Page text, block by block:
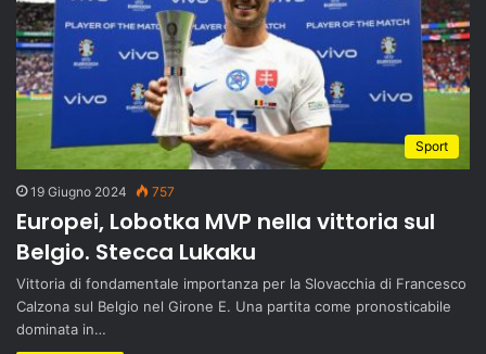
Sport
19 Giugno 2024 757
Europei, Lobotka MVP nella vittoria sul
Belgio. Stecca Lukaku
Vittoria di fondamentale importanza per la Slovacchia di Francesco
Calzona sul Belgio nel Girone E. Una partita come pronosticabile
dominata in…